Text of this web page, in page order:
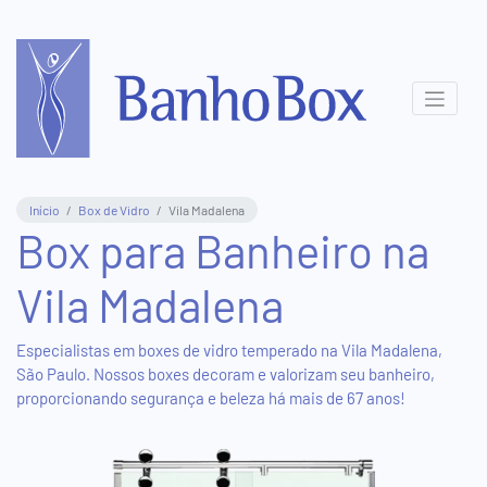
Central
Atendimento
3831-
8411
(11)
95577-
5816
Show
Início Box de Vidro Vila Madalena
Box para Banheiro na
Vila Madalena
Especialistas em boxes de vidro temperado na Vila Madalena,
São Paulo. Nossos boxes decoram e valorizam seu banheiro,
proporcionando segurança e beleza há mais de 67 anos!